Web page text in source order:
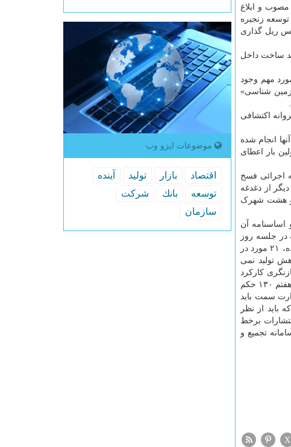
و ابلاغ
توسعه زنجیره
ریل گذاری
پنجمین مورد نیز بحث «اقلام راهبردی در حوزه صنعت و معدن» است که باید سالانه ۱۰ درصد ساخت داخل
مهم وجود
پایه زمین شناسی»
کرد: یکی دیگر از موارد در حوزه معدن، با مشارکت با بخش خصوصی در محدوده های معدنی است. در این راستا، ۱۱۵ پروانه اکتشافی
۱۳۴ پهنه واگذاری و آزادسازی آنها انجام شده
بار اعطای
اجرائی فسخ
از دغدغه
و هشت شهرک
اساسنامه آن
در جلسه روز
گذشته عنوان شد و خواستم اشاره ای به آن داشته باشم، در ارتباط با اصلاحی است که در جدول ۱۱ آمده است. از ۲۷ یاد شده شده، ۲۱ مورد در
تولید نمی
کارکرد
یک ساله دولت در اجرای برنامه هفتم پیشرفت، در مجلس شورای اسلامی، عنوان کرد: وزارت صنعت معدن و تجارت برپایه برنامه هفتم ۱۳۰ حکم
است که وزارت سمت باید
باید از نظر
یکی از موارد جمع آوری و انتشارات برخط
شده و ۹۰ گواهی کشف در بستر سامانه تجمیع و
X
موضوعات ایزو وب
اقتصاد بازار تولید
آینده
توسعه
بانك
شركت
سازمان